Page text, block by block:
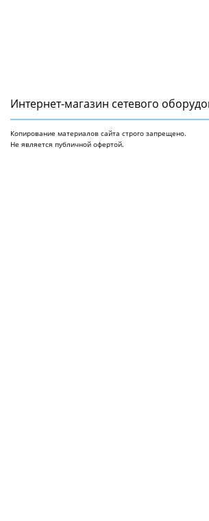
Интернет-магазин сетeвого
Копирование материалов сайта строго запрещено.
Не является публичной офертой.